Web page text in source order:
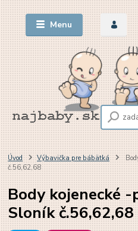
Menu
Úvod Výbavička pre bábätká
č.56,62,68
Body kojenecké -
Sloník č.56,62,68